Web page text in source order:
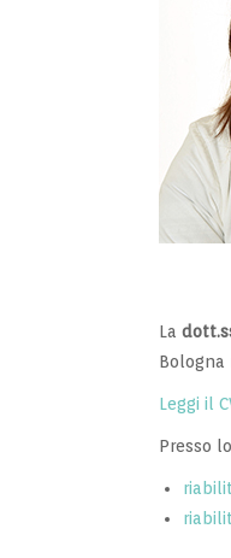
La
Leggi il
Presso